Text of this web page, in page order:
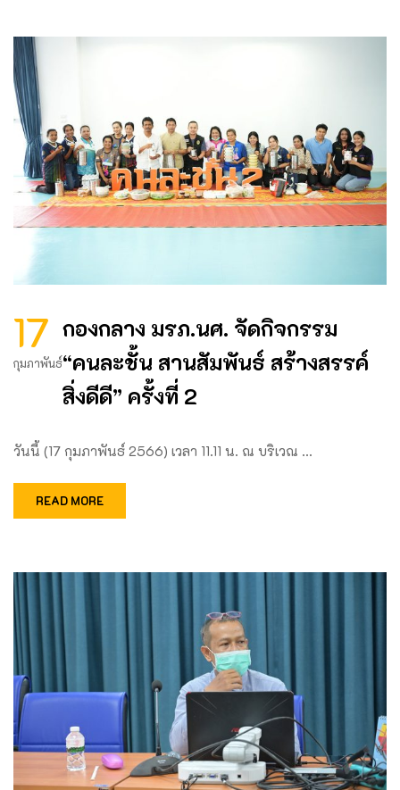
17
กุมภาพันธ์
กองกลาง มรภ.นศ. จัดกิจกรรม
“คนละชั้น สานสัมพันธ์ สร้างสรรค์
สิ่งดีดี” ครั้งที่ 2
วันนี้ (17 กุมภาพันธ์ 2566) เวลา 11.11 น. ณ บริเวณ …
READ MORE